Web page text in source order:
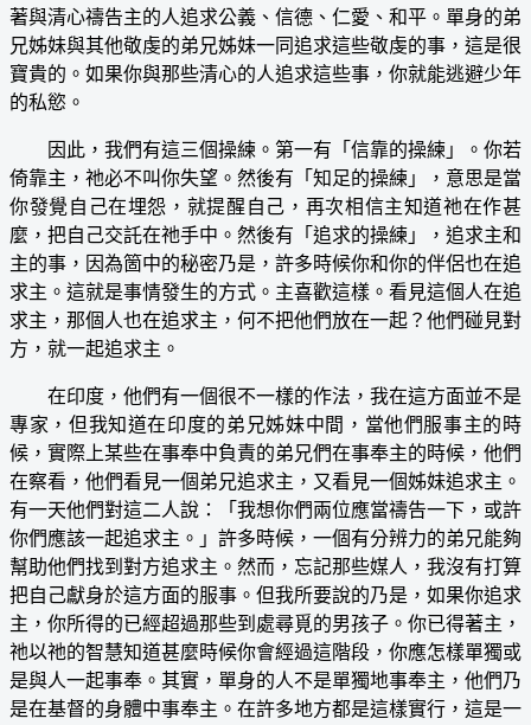
著與清心禱告主的人追求公義、信德、仁愛、和平。單身的弟
兄姊妹與其他敬虔的弟兄姊妹一同追求這些敬虔的事，這是很
寶貴的。如果你與那些清心的人追求這些事，你就能逃避少年
的私慾。
因此，我們有這三個操練。第一有「信靠的操練」。你若
倚靠主，祂必不叫你失望。然後有「知足的操練」，意思是當
你發覺自己在埋怨，就提醒自己，再次相信主知道祂在作甚
麼，把自己交託在祂手中。然後有「追求的操練」，追求主和
主的事，因為箇中的秘密乃是，許多時候你和你的伴侶也在追
求主。這就是事情發生的方式。主喜歡這樣。看見這個人在追
求主，那個人也在追求主，何不把他們放在一起？他們碰見對
方，就一起追求主。
在印度，他們有一個很不一樣的作法，我在這方面並不是
專家，但我知道在印度的弟兄姊妹中間，當他們服事主的時
候，實際上某些在事奉中負責的弟兄們在事奉主的時候，他們
在察看，他們看見一個弟兄追求主，又看見一個姊妹追求主。
有一天他們對這二人說：「我想你們兩位應當禱告一下，或許
你們應該一起追求主。」許多時候，一個有分辨力的弟兄能夠
幫助他們找到對方追求主。然而，忘記那些媒人，我沒有打算
把自己獻身於這方面的服事。但我所要說的乃是，如果你追求
主，你所得的已經超過那些到處尋覓的男孩子。你已得著主，
祂以祂的智慧知道甚麼時候你會經過這階段，你應怎樣單獨或
是與人一起事奉。其實，單身的人不是單獨地事奉主，他們乃
是在基督的身體中事奉主。在許多地方都是這樣實行，這是一